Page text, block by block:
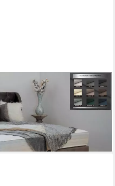
Look Kopfteil Barock H2